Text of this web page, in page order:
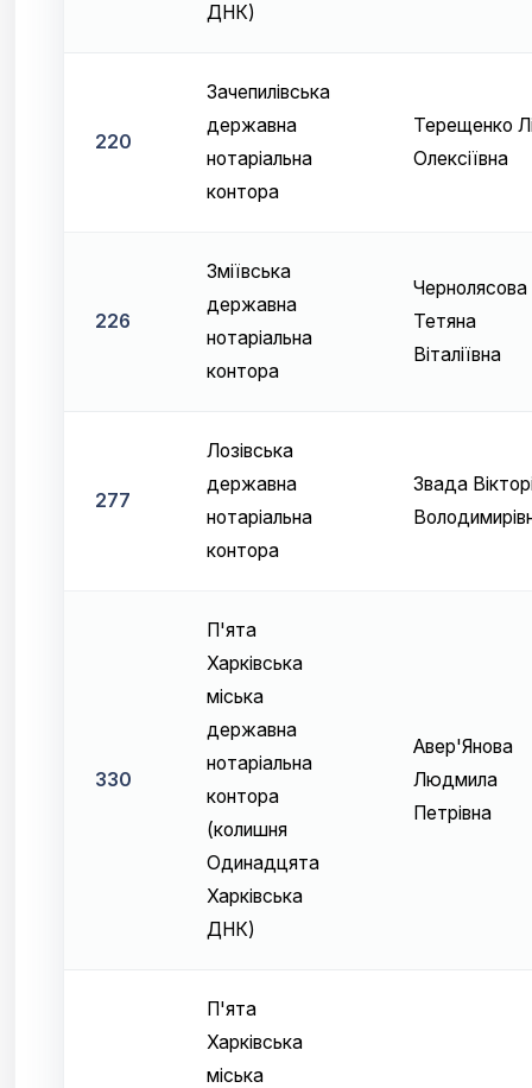
ДНК)
220
Зачепилівська
державна
нотаріальна
контора
Терещенко
Олексіївна
226
Зміївська
державна
нотаріальна
контора
Чернолясова
Тетяна
Віталіївна
277
Лозівська
державна
нотаріальна
контора
Звада
330
П'ята
Харківська
міська
державна
нотаріальна
контора
(колишня
Одинадцята
Харківська
ДНК)
Авер'Янова
Людмила
Петрівна
П'ята
Харківська
міська